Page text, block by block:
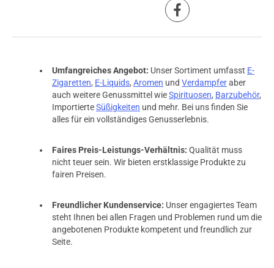
Umfangreiches Angebot: Unser Sortiment umfasst E-
Zigaretten, E-Liquids, Aromen und Verdampferaber
auch weitere Genussmittel wieSpirituosen, Barzubehör,
ImportierteSüßigkeiten und mehr. Bei uns finden Sie
alles für ein vollständiges Genusserlebnis.
Faires Preis-Leistungs-Verhältnis: Qualität muss
nicht teuer sein. Wir bieten erstklassige Produkte zu
fairen Preisen.
Freundlicher Kundenservice: Unser engagiertes Team
steht Ihnen bei allen Fragen und Problemen rund um die
angebotenen Produkte kompetent und freundlich zur
Seite.